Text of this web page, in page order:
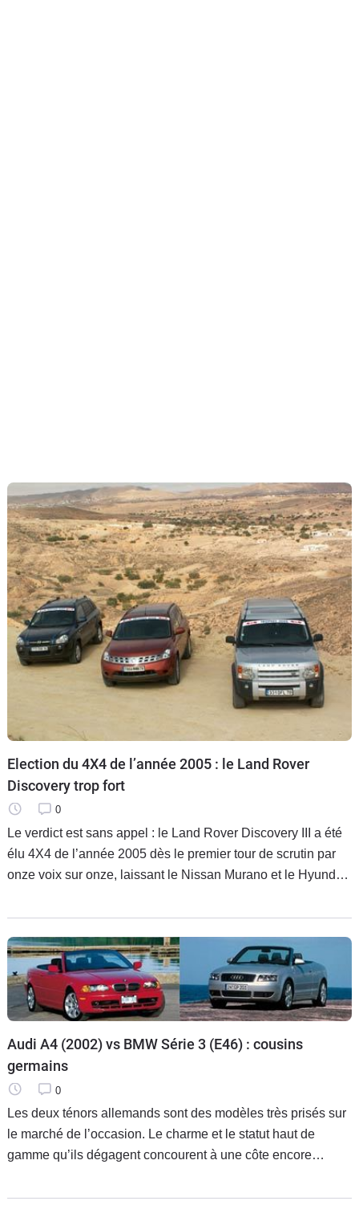
Election du 4X4 de l’année 2005 : le Land Rover
Discovery trop fort
0
Le verdict est sans appel : le Land Rover Discovery III a été
élu 4X4 de l’année 2005 dès le premier tour de scrutin par
onze voix sur onze, laissant le Nissan Murano et le Hyundai
Audi A4 (2002) vs BMW Série 3 (E46) : cousins
germains
0
Les deux ténors allemands sont des modèles très prisés sur
le marché de l’occasion. Le charme et le statut haut de
gamme qu’ils dégagent concourent à une côte encore
Série 3